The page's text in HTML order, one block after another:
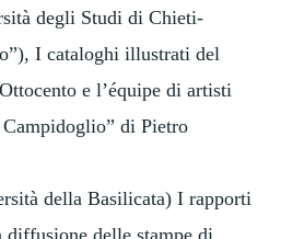
degli Studi di Chieti-
I cataloghi illustrati del
e l’équipe di artisti
di Pietro
della Basilicata) I rapporti
delle stampe di